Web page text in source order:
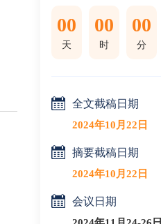
00
天
00
时
00
分
全文截稿日期
2024年10月22日
摘要截稿日期
2024年10月22日
会议日期